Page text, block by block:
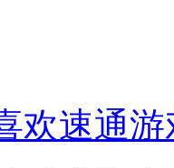
欢速通